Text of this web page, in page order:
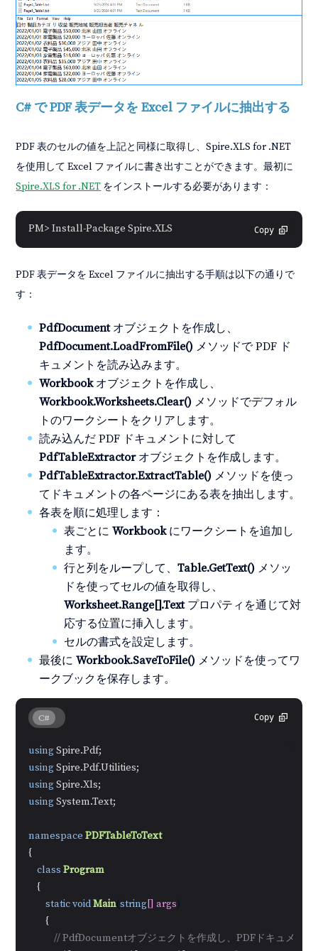
C# で PDF 表データを Excel ファイルに抽出する
PDF 表のセルの値を上記と同様に取得し、Spire.XLS for .NET
を使用して Excel ファイルに書き出すことができます。最初に
Spire.XLS for .NET をインストールする必要があります：
Copy
PM> Install-Package Spire.XLS
PDF 表データを Excel ファイルに抽出する手順は以下の通りで
す：
PdfDocumentオブジェクトを作成し、
PdfDocument.LoadFromFile() メソッドで PDF ド
キュメントを読み込みます。
Workbookオブジェクトを作成し、
Workbook.Worksheets.Clear() メソッドでデフォル
トのワークシートをクリアします。
読み込んだ PDF ドキュメントに対して
PdfTableExtractorオブジェクトを作成します。
PdfTableExtractor.ExtractTable() メソッドを使っ
てドキュメントの各ページにある表を抽出します。
各表を順に処理します：
表ごとにWorkbookにワークシートを追加し
ます。
行と列をループして、Table.GetText() メソッ
ドを使ってセルの値を取得し、
Worksheet.Range[].Textプロパティを通じて対
応する位置に挿入します。
セルの書式を設定します。
最後にWorkbook.SaveToFile() メソッドを使ってワ
ークブックを保存します。
C# Copy
using
using
using
using System.Text;
namespace PDFTableToText
{
class Program
    {
staticvoidMain(string[] args)
        {
// PdfDocumentオブジェクトを作成し、PDFドキュメント